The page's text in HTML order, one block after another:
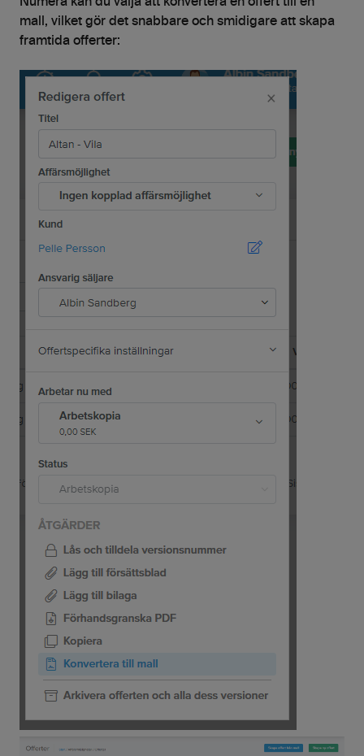
Numera kan du välja att konvertera en offert till en
mall, vilket gör det snabbare och smidigare att skapa
framtida offerter: